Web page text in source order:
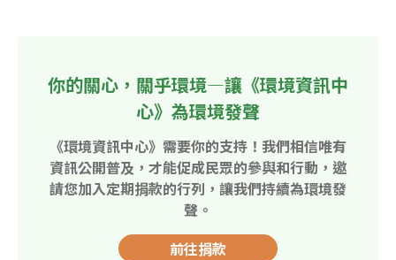
你的關心，關乎環境—讓《環境資訊中
心》為環境發聲
《環境資訊中心》需要你的支持！我們相信唯有
資訊公開普及，才能促成民眾的參與和行動，邀
請您加入定期捐款的行列，讓我們持續為環境發
聲。
前往捐款